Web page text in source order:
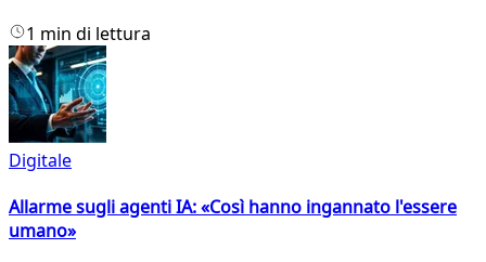
1 min di lettura
Digitale
Allarme sugli agenti IA: «Così hanno ingannato l'essere
umano»